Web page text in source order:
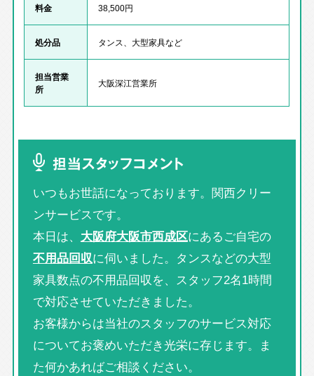
料金 38,500円
処分品 タンス、大型家具など
担当営業
所
大阪深江営業所
担当スタッフコメント
いつもお世話になっております。関西クリー
ンサービスです。
本日は、 大阪府大阪市西成区にあるご自宅の
不用品回収に伺いました。タンスなどの大型
家具数点の不用品回収を、スタッフ2名1時間
で対応させていただきました。
お客様からは当社のスタッフのサービス対応
についてお褒めいただき光栄に存じます。ま
た何かあればご相談ください。